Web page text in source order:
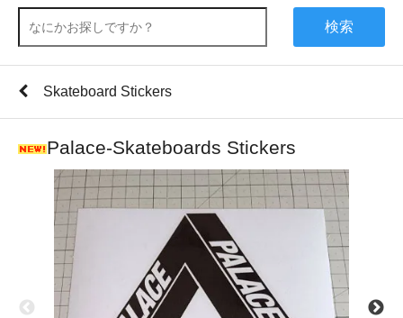
検索
Skateboard Stickers
Palace-Skateboards Stickers